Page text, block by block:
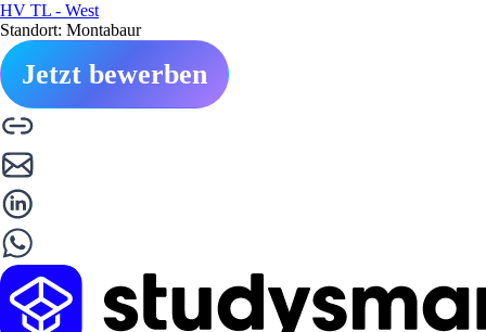
HV TL - West
Standort: Montabaur
Jetzt bewerben